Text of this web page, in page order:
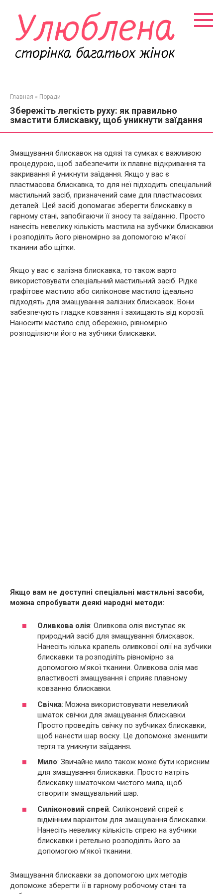
контенту
Главная » Поради
Збережіть легкість руху: як правильно
змастити блискавку, щоб уникнути заїдання
Змащування блискавок на одязі та сумках є важливою
процедурою, щоб забезпечити їх плавне відкривання та
закривання й уникнути заїдання. Якщо у вас є
пластмасова блискавка, то для неї підходить спеціальний
мастильний засіб, призначений саме для пластмасових
деталей. Цей засіб допомагає зберегти блискавку в
гарному стані, запобігаючи її зносу та заїданню. Просто
нанесіть невелику кількість мастила на зубчики блискавки
і розподіліть його рівномірно за допомогою м’якої
тканини або щітки.
Якщо у вас є залізна блискавка, то також варто
використовувати спеціальний мастильний засіб. Рідке
графітове мастило або силіконове мастило ідеально
підходять для змащування залізних блискавок. Вони
забезпечують гладке ковзання і захищають від корозії.
Наносити мастило слід обережно, рівномірно
розподіляючи його на зубчики блискавки.
Якщо вам не доступні спеціальні мастильні засоби,
можна спробувати деякі народні методи:
Оливкова олія: Оливкова олія виступає як
природний засіб для змащування блискавок.
Нанесіть кілька крапель оливкової олії на зубчики
блискавки та розподіліть рівномірно за
допомогою м’якої тканини. Оливкова олія має
властивості змащування і сприяє плавному
ковзанню блискавки.
Свічка: Можна використовувати невеликий
шматок свічки для змащування блискавки.
Просто проведіть свічку по зубчиках блискавки,
щоб нанести шар воску. Це допоможе зменшити
тертя та уникнути заїдання.
Мило: Звичайне мило також може бути корисним
для змащування блискавки. Просто натріть
блискавку шматочком чистого мила, щоб
створити змащувальний шар.
Силіконовий спрей: Силіконовий спрей є
відмінним варіантом для змащування блискавки.
Нанесіть невелику кількість спрею на зубчики
блискавки і ретельно розподіліть його за
допомогою м’якої тканини.
Змащування блискавки за допомогою цих методів
допоможе зберегти її в гарному робочому стані та